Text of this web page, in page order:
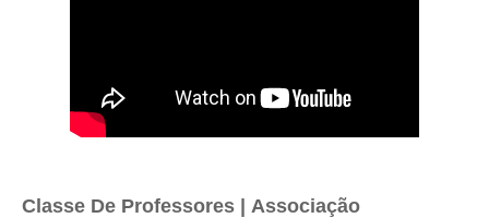
Classe De Professores | Associação